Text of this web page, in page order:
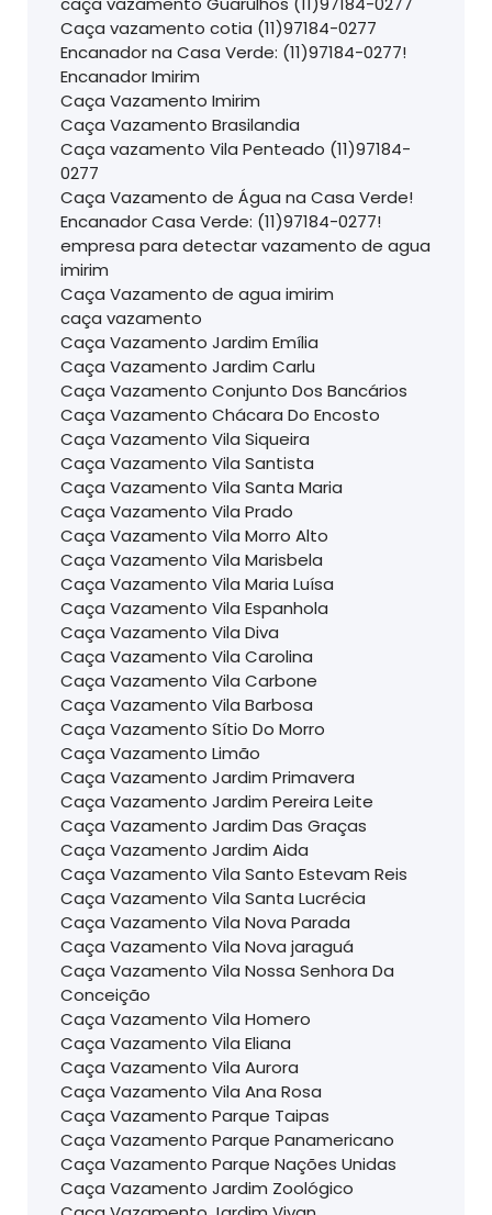
Caça vazamento cotia (11)97184-0277
Encanador na Casa Verde: (11)97184-0277!
Encanador Imirim
Caça Vazamento Imirim
Caça Vazamento Brasilandia
Caça vazamento Vila Penteado (11)97184-
0277
Caça Vazamento de Água na Casa Verde!
Encanador Casa Verde: (11)97184-0277!
empresa para detectar vazamento de agua
imirim
Caça Vazamento de agua imirim
caça vazamento
Caça Vazamento Jardim Emília
Caça Vazamento Jardim Carlu
Caça Vazamento Conjunto Dos Bancários
Caça Vazamento Chácara Do Encosto
Caça Vazamento Vila Siqueira
Caça Vazamento Vila Santista
Caça Vazamento Vila Santa Maria
Caça Vazamento Vila Prado
Caça Vazamento Vila Morro Alto
Caça Vazamento Vila Marisbela
Caça Vazamento Vila Maria Luísa
Caça Vazamento Vila Espanhola
Caça Vazamento Vila Diva
Caça Vazamento Vila Carolina
Caça Vazamento Vila Carbone
Caça Vazamento Vila Barbosa
Caça Vazamento Sítio Do Morro
Caça Vazamento Limão
Caça Vazamento Jardim Primavera
Caça Vazamento Jardim Pereira Leite
Caça Vazamento Jardim Das Graças
Caça Vazamento Jardim Aida
Caça Vazamento Vila Santo Estevam Reis
Caça Vazamento Vila Santa Lucrécia
Caça Vazamento Vila Nova Parada
Caça Vazamento Vila Nova jaraguá
Caça Vazamento Vila Nossa Senhora Da
Conceição
Caça Vazamento Vila Homero
Caça Vazamento Vila Eliana
Caça Vazamento Vila Aurora
Caça Vazamento Vila Ana Rosa
Caça Vazamento Parque Taipas
Caça Vazamento Parque Panamericano
Caça Vazamento Parque Nações Unidas
Caça Vazamento Jardim Zoológico